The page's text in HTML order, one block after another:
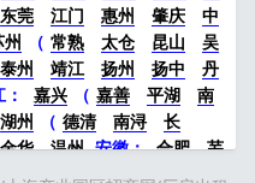
东莞 江门 惠州 肇庆
中
州 （ 常熟 太仓 昆山
吴
泰州 靖江 扬州 扬中
丹
嘉兴 （ 嘉善 平湖
南
湖州 （ 德清 南浔
长
金华 温州 安徽： 合肥
芜
宣城 中部： 南昌 郑州